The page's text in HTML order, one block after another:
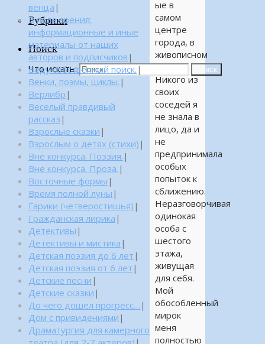
Рубрики
Поиск
Что искать: Поиск
ые в
самом
центре
города, в
живописном
месте.
Никого из
своих
соседей я
не знала в
лицо, да и
не
предпринимала
особых
попыток к
сближению.
Неразговорчивая
одинокая
особа с
шестого
этажа,
живущая
для себя.
Мой
обособленный
мирок
меня
полностью
венца |
В поле зрения:
информационные и иные
материалы от наших
авторов и подписчиков |
Веду собственный поиск. |
Венки, поэмы, циклы. |
Верлибр |
Веселый правдивый
рассказ |
Взрослые сказки |
Взрослым о детях (стихи) |
Вне конкурса. Поэзия. |
Вне конкурса. Проза. |
Восточные формы |
Время полной луны |
Гарики (четверостишья) |
Гражданская лирика |
Детективы |
Детективы и мистика |
Детская поэзия до 6 лет |
Детская поэзия от 6 лет |
Детские песни |
Детские сказки |
До чего дошел прогресс… |
Дом с привидениями |
Драматургия для камерного